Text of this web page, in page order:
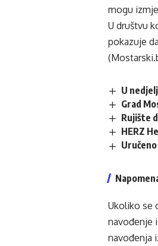
mogu
U društvu
pokazuje
U
Grad
Rujište
HERZ
Ukoliko se
navođenje
navođenja